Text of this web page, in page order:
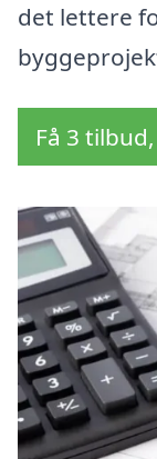
det lettere
Få 3